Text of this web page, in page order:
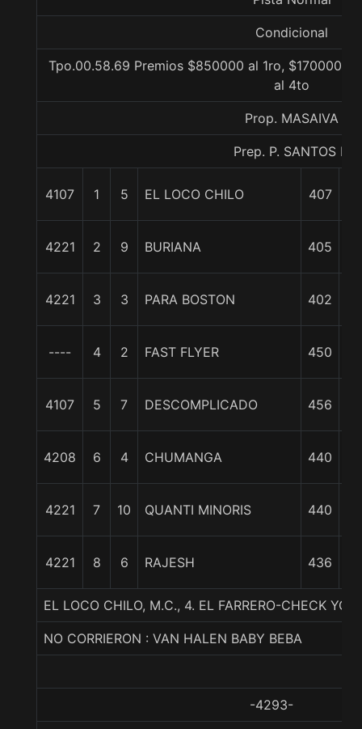
Condicional
Tpo.00.58.69 Premios $850000 al 1ro, $170000
al 4to
Prop. MASAIVA
Prep. P. SANTOS L.
4107 1 5 EL LOCO CHILO 407
4221 2 9 BURIANA 405
4221 3 3 PARA BOSTON 402
---- 4 2 FAST FLYER 450
4107 5 7 DESCOMPLICADO 456
4208 6 4 CHUMANGA 440
4221 7 10 QUANTI MINORIS 440
4221 8 6 RAJESH 436
EL LOCO CHILO, M.C., 4. EL FARRERO-CHECK
NO CORRIERON : VAN HALEN BABY BEBA
-4293-